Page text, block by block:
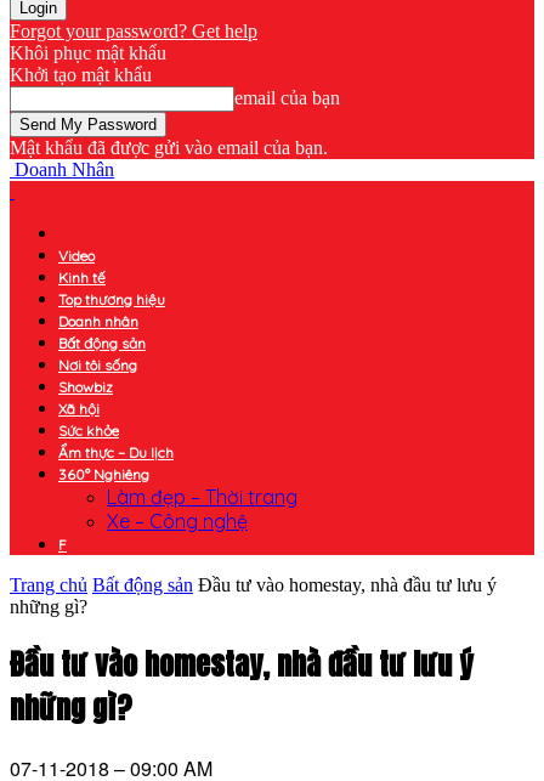
Forgot your password? Get help
Khôi phục mật khẩu
Khởi tạo mật khẩu
email của bạn
Mật khẩu đã được gửi vào email của bạn.
Doanh Nhân
Video
Kinh tế
Top thương hiệu
Doanh nhân
Bất động sản
Nơi tôi sống
Showbiz
Xã hội
Sức khỏe
Ẩm thực – Du lịch
360° Nghiêng
Làm đẹp – Thời trang
Xe – Công nghệ
F
Trang chủ Bất động sản Đầu tư vào homestay, nhà đầu tư lưu ý
những gì?
Đầu tư vào homestay, nhà đầu tư lưu ý
những gì?
07-11-2018 – 09:00 AM